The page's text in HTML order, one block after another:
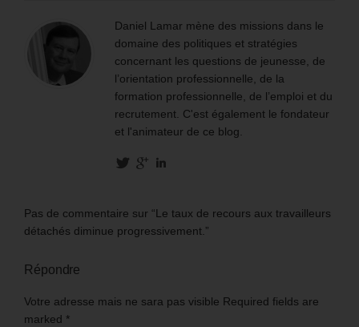
Daniel Lamar mène des missions dans le
domaine des politiques et stratégies
concernant les questions de jeunesse, de
l’orientation professionnelle, de la
formation professionnelle, de l’emploi et du
recrutement. C'est également le fondateur
et l'animateur de ce blog.
Pas de commentaire sur “Le taux de recours aux travailleurs
détachés diminue progressivement.”
Répondre
Votre adresse mais ne sara pas visible Required fields are
marked *